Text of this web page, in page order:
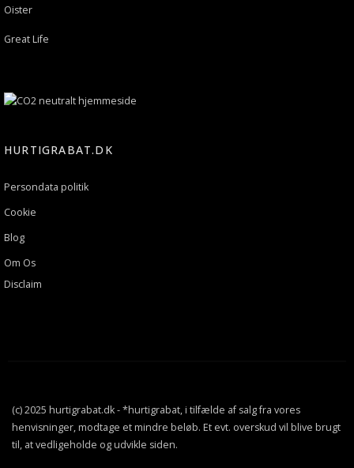
Oister
Great Life
HURTIGRABAT.DK
Persondata politik
Cookie
Blog
Om Os
Disclaim
(c) 2025 hurtigrabat.dk - *hurtigrabat, i tilfælde af salg fra vores
henvisninger, modtage et mindre beløb. Et evt. overskud vil blive brugt
til, at vedligeholde og udvikle siden.